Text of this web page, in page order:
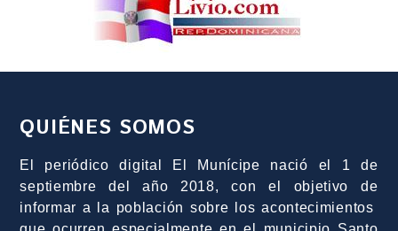
QUIÉNES SOMOS
El periódico digital El Munícipe nació el 1 de
septiembre del año 2018, con el objetivo de
informar a la población sobre los acontecimientos